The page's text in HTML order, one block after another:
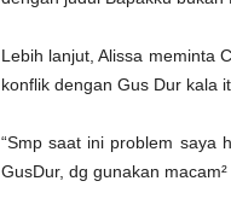
Lebih lanjut, Alissa meminta
konflik dengan Gus Dur kala
“Smp saat ini problem saya
GusDur, dg gunakan macam²